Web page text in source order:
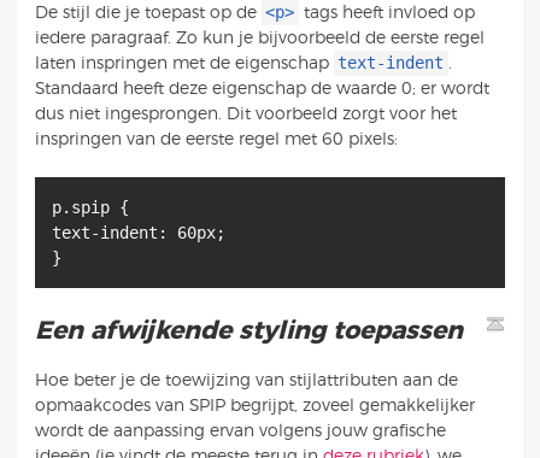
De stijl die je toepast op de <p> tags heeft invloed op
iedere paragraaf. Zo kun je bijvoorbeeld de eerste regel
laten inspringen met de eigenschap text-indent
Standaard heeft deze eigenschap de waarde 0; er wordt
dus niet ingesprongen. Dit voorbeeld zorgt voor het
inspringen van de eerste regel met 60 pixels:
p.spip {
text-indent: 60px;
}
Een afwijkende styling toepassen
Hoe beter je de toewijzing van stijlattributen aan de
opmaakcodes van SPIP begrijpt, zoveel gemakkelijker
wordt de aanpassing ervan volgens jouw grafische